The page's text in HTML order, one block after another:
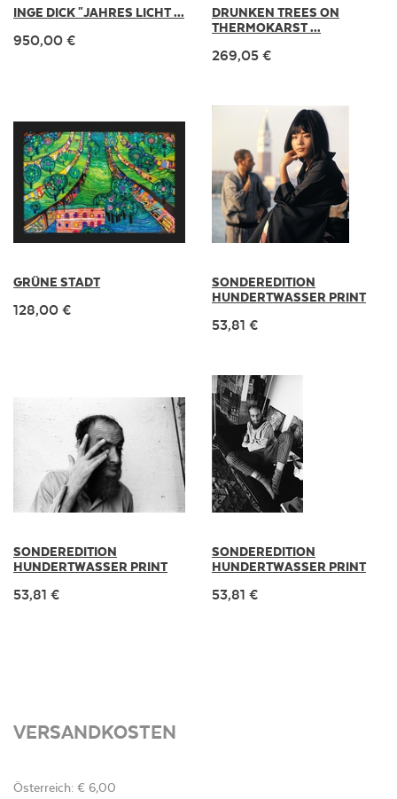
INGE DICK "JAHRES LICHT ...
950,00 €
DRUNKEN TREES ON
THERMOKARST ...
269,05 €
GRÜNE STADT
128,00 €
SONDEREDITION
HUNDERTWASSER PRINT
53,81 €
SONDEREDITION
HUNDERTWASSER PRINT
53,81 €
SONDEREDITION
HUNDERTWASSER PRINT
53,81 €
VERSANDKOSTEN
Österreich: € 6,00